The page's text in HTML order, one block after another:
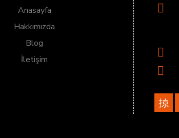
Anasayfa
Hakkımızda
Blog
İletişim